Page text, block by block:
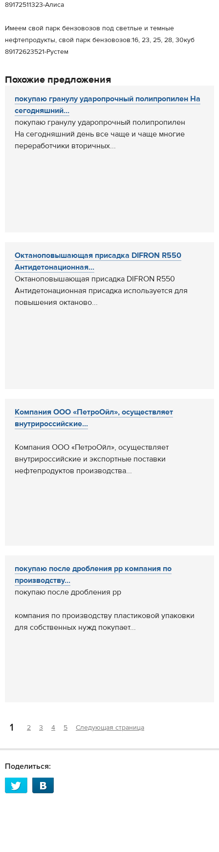
89172511323-Алиса
Имеем свой парк бензовозов под светлые и темные
нефтепродукты, свой парк бензовозов:16, 23, 25, 28, 30куб
89172623521-Рустем
Похожие предложения
покупаю гранулу ударопрочный полипропилен На
сегодняшний...
покупаю гранулу ударопрочный полипропилен
На сегодняшний день все чаще и чаще многие
переработчики вторичных...
Октаноповышающая присадка DIFRON R550
Антидетонационная...
Октаноповышающая присадка DIFRON R550
Антидетонационная присадка используется для
повышения октаново...
Компания ООО «ПетроОйл», осуществляет
внутрироссийские...
Компания ООО «ПетроОйл», осуществляет
внутрироссийские и экспортные поставки
нефтепродуктов производства...
покупаю после дробления pp компания по
производству...
покупаю после дробления pp
компания по производству пластиковой упаковки
для собственных нужд покупает...
1 2 3 4 5 Следующая страница
Поделиться: